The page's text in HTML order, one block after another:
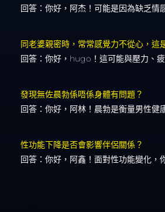
回答：你好，阿杰！可能是因為缺乏情
同老婆親密時，常常感覺力不從心，這
回答：你好，hugo！這可能與壓力、
發現無佐晨勃係唔係身體有問題？
回答：你好，阿林！晨勃是衡量男性健
性功能下降是否會影響伴侶關係？
回答：你好，阿鑫！面對性功能變化，